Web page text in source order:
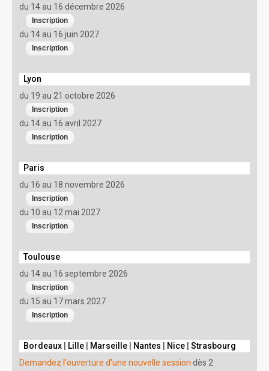
du 14 au 16 décembre 2026
du 14 au 16 juin 2027
Lyon
du 19 au 21 octobre 2026
du 14 au 16 avril 2027
Paris
du 16 au 18 novembre 2026
du 10 au 12 mai 2027
Toulouse
du 14 au 16 septembre 2026
du 15 au 17 mars 2027
Bordeaux Lille Marseille Nantes Nice
Strasbourg
Demandez l'ouverture d'une nouvelle session dès 2